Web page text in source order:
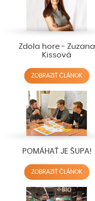
Zdola hore - Zuzana
Kissová
ZOBRAZIŤ ČLÁNOK
POMÁHAŤ JE ŠUPA!
ZOBRAZIŤ ČLÁNOK